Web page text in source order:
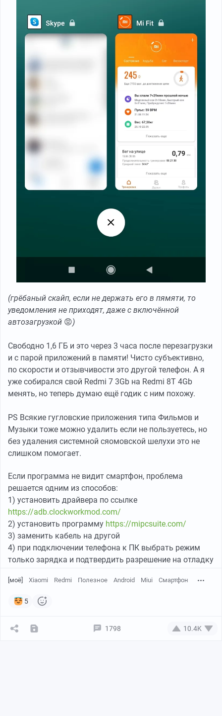
(грёбаный скайп, если не держать его в пямяти, то
уведомления не приходят, даже с включённой
автозагрузкой 😡)
Свободно 1,6 ГБ и это через 3 часа после перезагрузки
и с парой приложений в памяти! Чисто субъективно,
по скорости и отзывчивости это другой телефон. А я
уже собирался свой Redmi 7 3Gb на Redmi 8T 4Gb
менять, но теперь думаю ещё годик с ним похожу.
PS Всякие гугловские приложения типа Фильмов и
Музыки тоже можно удалить если не пользуетесь, но
без удаления системной сяомовской шелухи это не
слишком помогает.
Если программа не видит смартфон, проблема
решается одним из способов:
1) установить драйвера по ссылке
https://adb.clockworkmod.com/
2) установить программу https://mipcsuite.com/
3) заменить кабель на другой
4) при подключении телефона к ПК выбрать режим
только зарядка и подтвердить разрешение на отладку
[моё] Xiaomi Redmi Полезное Android Miui Смартфон
5
1798 10.4K